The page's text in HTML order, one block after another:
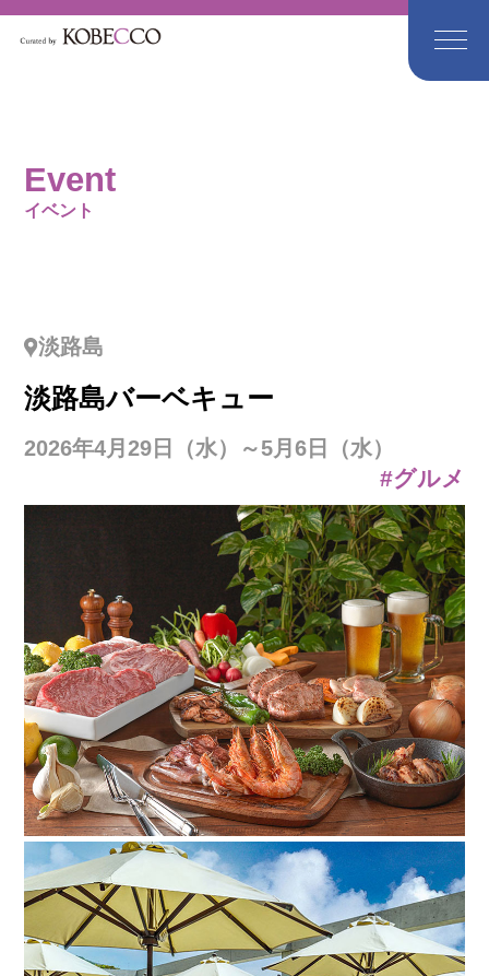
Event
イベント
淡路島
淡路島バーベキュー
2026年4月29日（水）～5月6日（水）
#グルメ